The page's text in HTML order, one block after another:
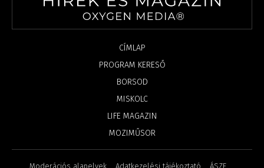
CÍMLAP
PROGRAM KERESŐ
BORSOD
MISKOLC
LIFE MAGAZIN
MOZIMŰSOR
Moderációs alapelvek Adatkezelési tájékoztató ÁSZF